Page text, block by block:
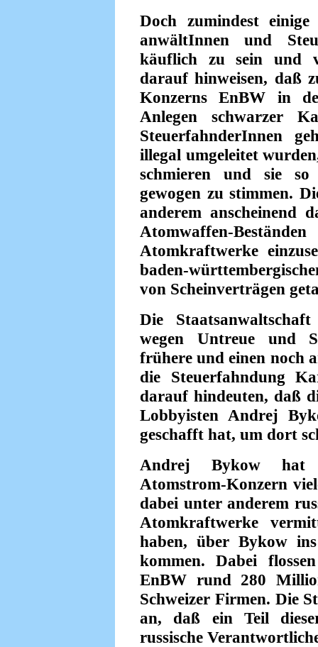
Doch zumindest
anwältInnen und
käuflich zu sein und
darauf hinweisen, daß
Konzerns EnBW in
Anlegen schwarzer
SteuerfahnderInnen
illegal umgeleitet
schmieren und sie
gewogen zu stimmen.
anderem anscheinend
Atomwaffen-
Atomkraftwerke
baden-
von Scheinverträgen
Die
wegen Untreue und
frühere und einen noch
die Steuerfahndung
darauf hindeuten, daß
Lobbyisten Andrej
geschafft hat, um dort
Andrej Bykow hat
Atomstrom-Konzern
dabei unter anderem
Atomkraftwerke
haben, über Bykow
kommen. Dabei
EnBW rund 280
Schweizer Firmen. Die
an, daß ein Teil
russische